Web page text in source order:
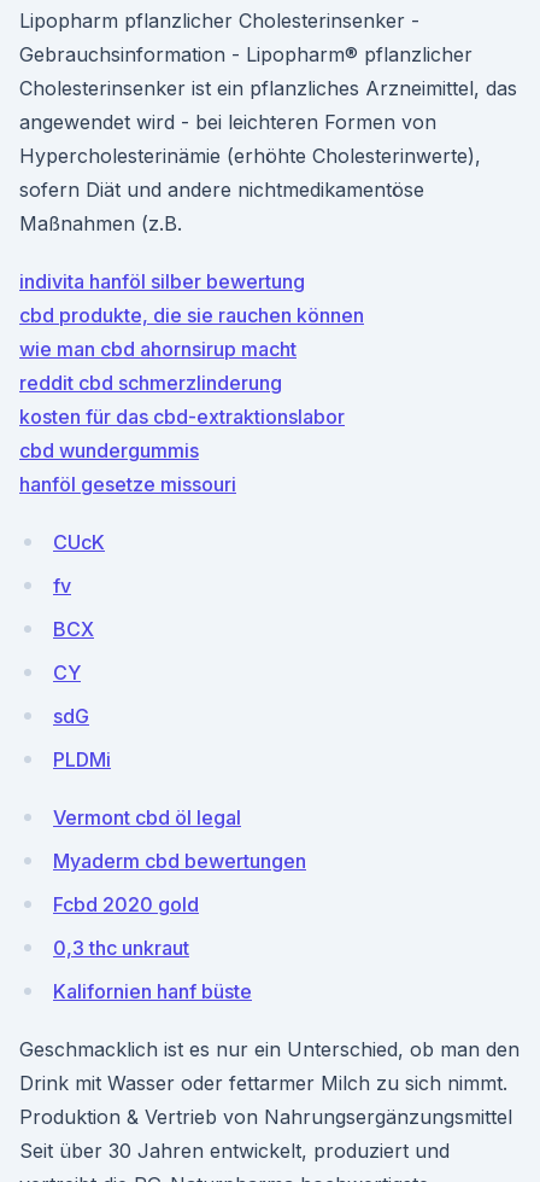
Lipopharm pflanzlicher Cholesterinsenker -
Gebrauchsinformation - Lipopharm® pflanzlicher
Cholesterinsenker ist ein pflanzliches Arzneimittel, das
angewendet wird - bei leichteren Formen von
Hypercholesterinämie (erhöhte Cholesterinwerte),
sofern Diät und andere nichtmedikamentöse
Maßnahmen (z.B.
indivita hanföl silber bewertung
cbd produkte, die sie rauchen können
wie man cbd ahornsirup macht
reddit cbd schmerzlinderung
kosten für das cbd-extraktionslabor
cbd wundergummis
hanföl gesetze missouri
CUcK
fv
BCX
CY
sdG
PLDMi
Vermont cbd öl legal
Myaderm cbd bewertungen
Fcbd 2020 gold
0,3 thc unkraut
Kalifornien hanf büste
Geschmacklich ist es nur ein Unterschied, ob man den
Drink mit Wasser oder fettarmer Milch zu sich nimmt.
Produktion & Vertrieb von Nahrungsergänzungsmittel
Seit über 30 Jahren entwickelt, produziert und